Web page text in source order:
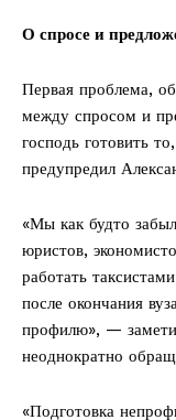
О спросе и
Первая проблема,
между спросом и
господь готовить
предупредил
«Мы как будто
юристов,
работать
после окончания
профилю», —
неоднократно
«Подготовка